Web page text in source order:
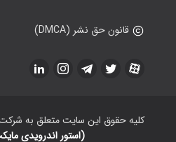
قانون حق نشر (DMCA)
کلیه حقوق این سایت متعلق به
(استور اندرویدی